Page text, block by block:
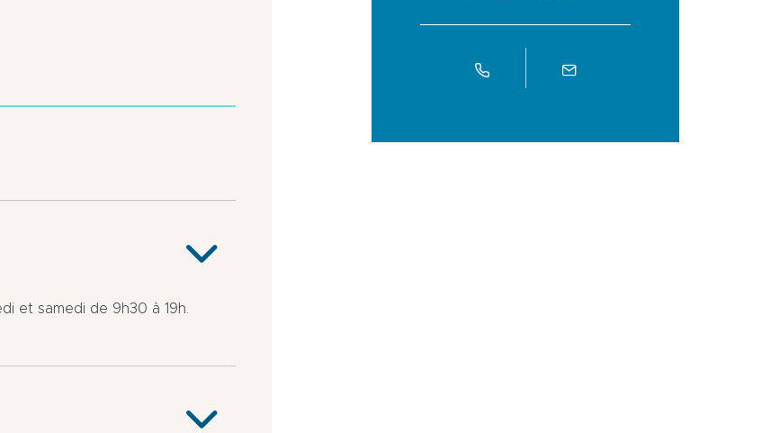
En
et samedi de 9h30 à 19h.